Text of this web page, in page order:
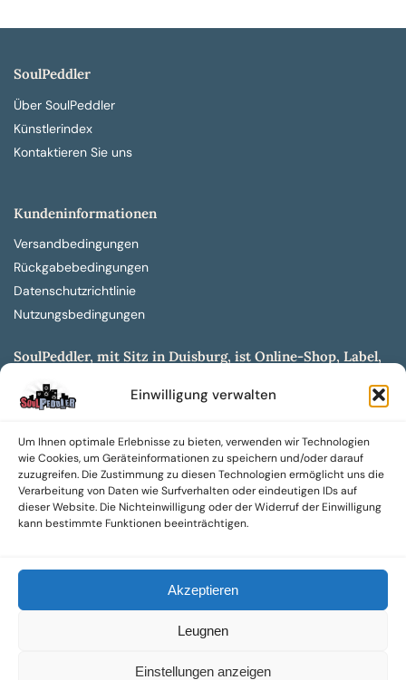
Einwilligung verwalten
Um Ihnen optimale Erlebnisse zu bieten, verwenden wir Technologien
wie Cookies, um Geräteinformationen zu speichern und/oder darauf
zuzugreifen. Die Zustimmung zu diesen Technologien ermöglicht uns die
Verarbeitung von Daten wie Surfverhalten oder eindeutigen IDs auf
dieser Website. Die Nichteinwilligung oder der Widerruf der Einwilligung
kann bestimmte Funktionen beeinträchtigen.
Akzeptieren
Leugnen
Einstellungen anzeigen
SoulPeddler
Über SoulPeddler
Künstlerindex
Kontaktieren Sie uns
Kundeninformationen
Versandbedingungen
Rückgabebedingungen
Datenschutzrichtlinie
Nutzungsbedingungen
SoulPeddler, mit Sitz in Duisburg, ist Online-Shop, Label,
entwickelt aus dem SoulPeddler Vinyl-Presswerk und
Wir bieten eine breite Auswahl an sowohl hochgradig
sammelwürdigen als auch Mainstream-Titeln und -Formaten auf
Vinyl, CD und weiteren Medien.
Sowohl neue als auch gebrauchte, nach Zustand bewertete
Wir setzen uns leidenschaftlich für unabhängige Künstler und
Labels ein und bieten hochwertige, maßgeschneiderte Lösungen
aus über 30 Jahren Erfahrung in der Musikindustrie.
SoulPeddler Mailorder, Records & Vinyl Production – DUBOX –